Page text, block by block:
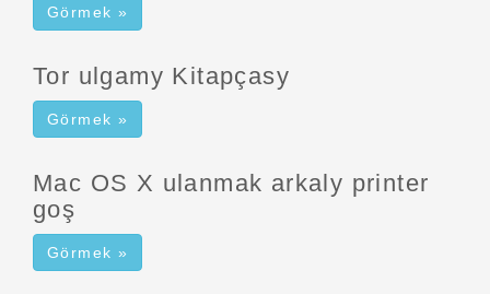
Görmek »
Tor ulgamy Kitapçasy
Görmek »
Mac OS X ulanmak arkaly printer
goş
Görmek »